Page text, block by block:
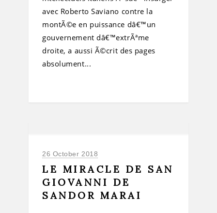
avec Roberto Saviano contre la
montÃ©e en puissance dâ€™un
gouvernement dâ€™extrÃªme
droite, a aussi Ã©crit des pages
absolument...
26 October 2018
LE MIRACLE DE SAN
GIOVANNI DE
SANDOR MARAI